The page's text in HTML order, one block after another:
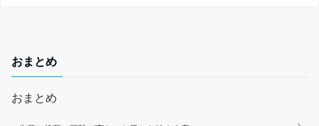
おまとめ
おまとめ